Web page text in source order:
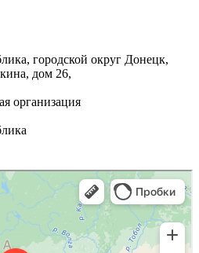
городской округ Донецк,
дом 26,
организация